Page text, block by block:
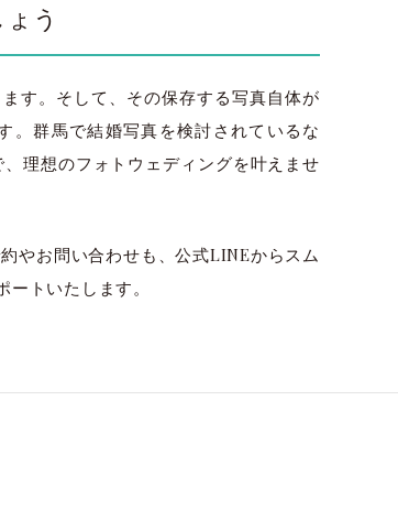
う
す。そして、その保存する写真自体が
。群馬で結婚写真を検討されているな
理想のフォトウェディングを叶えませ
やお問い合わせも、公式LINEからスム
トいたします。